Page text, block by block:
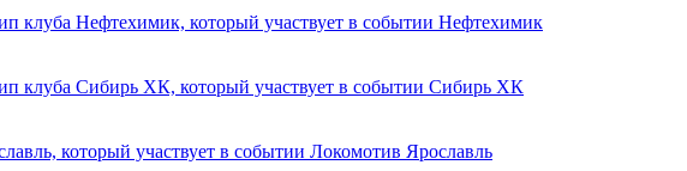
Нефтехимик
Сибирь ХК
Локомотив Ярославль